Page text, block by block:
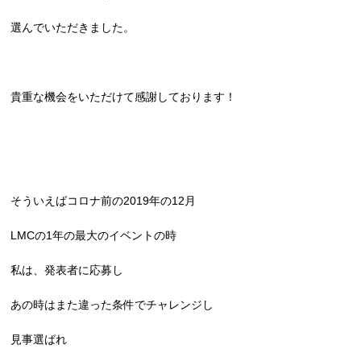
選んでいただきました。
貴重な機会をいただけて感謝しております！
そういえばコロナ前の2019年の12月
LMCの1年の最大のイベントの時
私は、発表者に応募し
あの時はまた違った条件でチャレンジし
見事選ばれ